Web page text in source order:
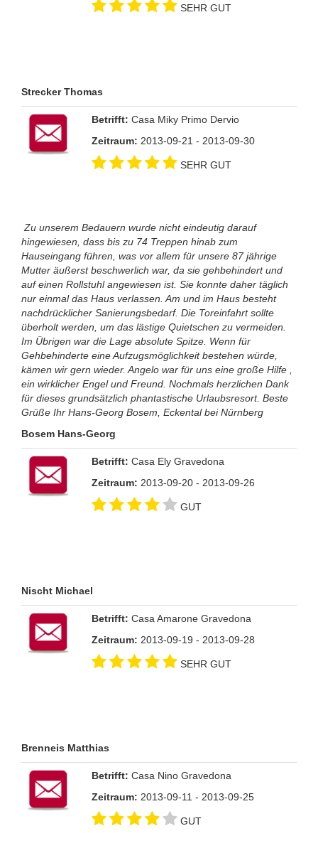
SEHR GUT
Strecker Thomas
Betrifft: Casa Miky Primo Dervio
Zeitraum: 2013-09-21 - 2013-09-30
SEHR GUT
Zu unserem Bedauern wurde nicht eindeutig darauf
hingewiesen, dass bis zu 74 Treppen hinab zum
Hauseingang führen, was vor allem für unsere 87 jährige
Mutter äußerst beschwerlich war, da sie gehbehindert und
auf einen Rollstuhl angewiesen ist. Sie konnte daher täglich
nur einmal das Haus verlassen. Am und im Haus besteht
nachdrücklicher Sanierungsbedarf. Die Toreinfahrt sollte
überholt werden, um das lästige Quietschen zu vermeiden.
Im Übrigen war die Lage absolute Spitze. Wenn für
Gehbehinderte eine Aufzugsmöglichkeit bestehen würde,
kämen wir gern wieder. Angelo war für uns eine große Hilfe ,
ein wirklicher Engel und Freund. Nochmals herzlichen Dank
für dieses grundsätzlich phantastische Urlaubsresort. Beste
Grüße Ihr Hans-Georg Bosem, Eckental bei Nürnberg
Bosem Hans-Georg
Betrifft: Casa Ely Gravedona
Zeitraum: 2013-09-20 - 2013-09-26
GUT
Nischt Michael
Betrifft: Casa Amarone Gravedona
Zeitraum: 2013-09-19 - 2013-09-28
SEHR GUT
Brenneis Matthias
Betrifft: Casa Nino Gravedona
Zeitraum: 2013-09-11 - 2013-09-25
GUT